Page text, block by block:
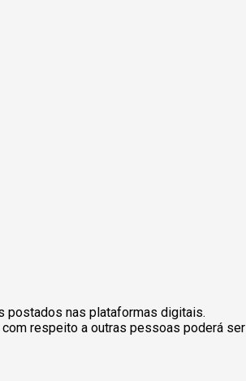
postados nas plataformas digitais.
respeito a outras pessoas poderá ser